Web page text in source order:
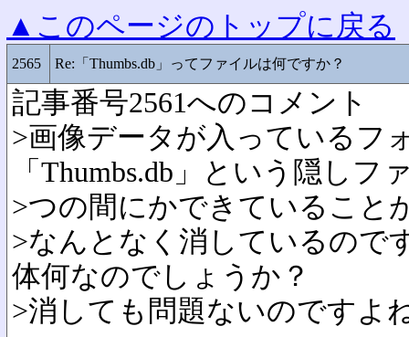
▲このページのトップに戻る
2565 Re:「Thumbs.db」ってファイルは何ですか？
記事番号2561へのコメント
>画像データが入っているフ
「Thumbs.db」という隠しフ
>つの間にかできていること
>なんとなく消しているので
体何なのでしょうか？
>消しても問題ないのですよ